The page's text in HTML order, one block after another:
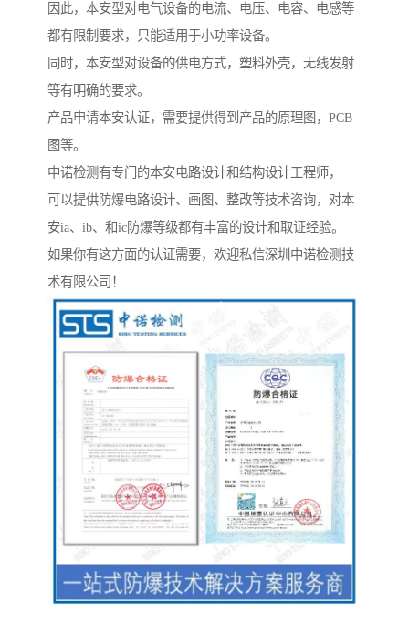
因此，本安型对电气设备的电流、电压、电容、电感等
都有限制要求，只能适用于小功率设备。
同时，本安型对设备的供电方式，塑料外壳，无线发射
等有明确的要求。
产品申请本安认证，需要提供得到产品的原理图，PCB
图等。
中诺检测有专门的本安电路设计和结构设计工程师，
可以提供防爆电路设计、画图、整改等技术咨询，对本
安ia、ib、和ic防爆等级都有丰富的设计和取证经验。
如果你有这方面的认证需要，欢迎私信深圳中诺检测技
术有限公司！